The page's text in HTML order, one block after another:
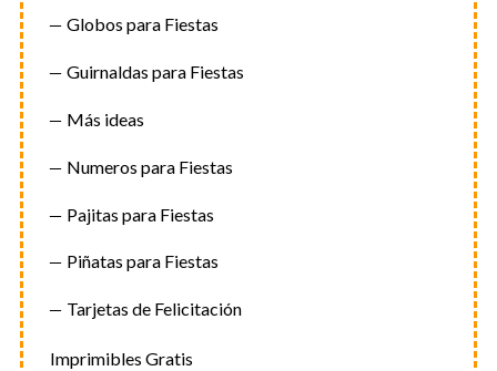
Globos para Fiestas
Guirnaldas para Fiestas
Más ideas
Numeros para Fiestas
Pajitas para Fiestas
Piñatas para Fiestas
Tarjetas de Felicitación
Imprimibles Gratis